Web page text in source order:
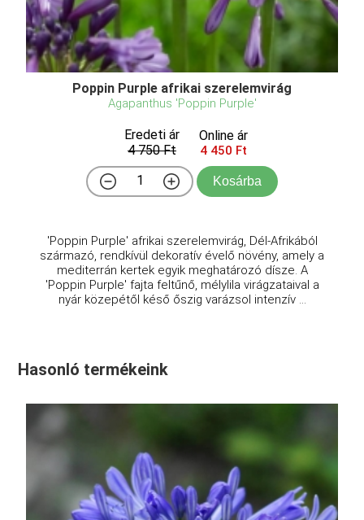
Poppin Purple afrikai szerelemvirág
Agapanthus 'Poppin Purple'
Eredeti ár
4 750 Ft
Online ár
4 450 Ft
Kosárba
'Poppin Purple' afrikai szerelemvirág, Dél-Afrikából
származó, rendkívül dekoratív évelő növény, amely a
mediterrán kertek egyik meghatározó dísze. A
'Poppin Purple' fajta feltűnő, mélylila virágzataival a
nyár közepétől késő őszig varázsol intenzív ...
Hasonló termékeink